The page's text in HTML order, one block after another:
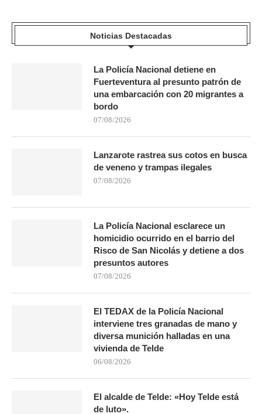
Noticias Destacadas
La Policía Nacional detiene en
Fuerteventura al presunto patrón de
una embarcación con 20 migrantes a
bordo
07/08/2026
Lanzarote rastrea sus cotos en busca
de veneno y trampas ilegales
07/08/2026
La Policía Nacional esclarece un
homicidio ocurrido en el barrio del
Risco de San Nicolás y detiene a dos
presuntos autores
07/08/2026
El TEDAX de la Policía Nacional
interviene tres granadas de mano y
diversa munición halladas en una
vivienda de Telde
06/08/2026
El alcalde de Telde: «Hoy Telde está
de luto».